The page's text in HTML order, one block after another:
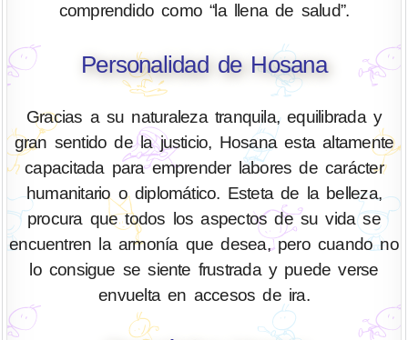
comprendido como “la llena de salud”.
Personalidad de Hosana
Gracias a su naturaleza tranquila, equilibrada y
gran sentido de la justicio, Hosana esta altamente
capacitada para emprender labores de carácter
humanitario o diplomático. Esteta de la belleza,
procura que todos los aspectos de su vida se
encuentren la armonía que desea, pero cuando no
lo consigue se siente frustrada y puede verse
envuelta en accesos de ira.